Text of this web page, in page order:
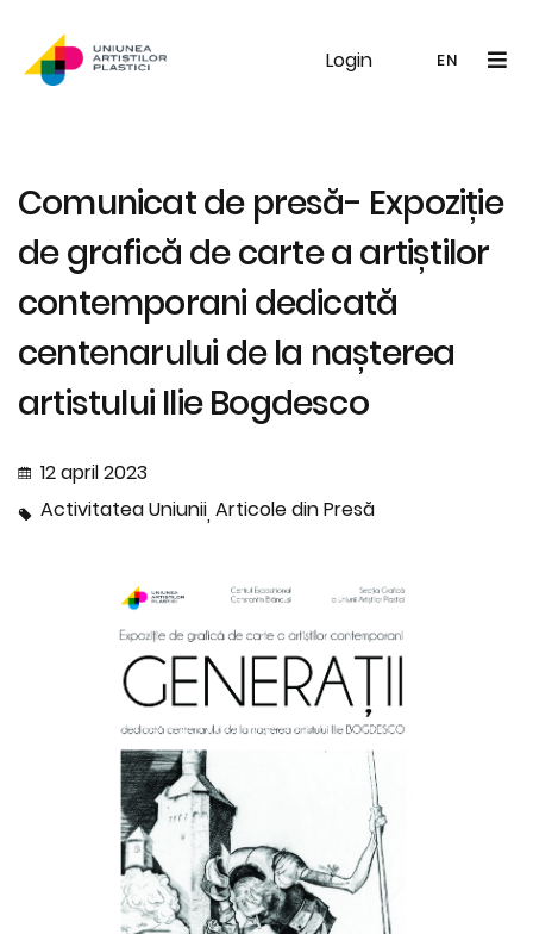
Login EN
UAP Galerie Noutăți
Comunicat de presă- Expoziție
de grafică de carte a artiștilor
contemporani dedicată
centenarului de la nașterea
artistului Ilie Bogdesco
12 april 2023
Activitatea Uniunii Articole din Presă